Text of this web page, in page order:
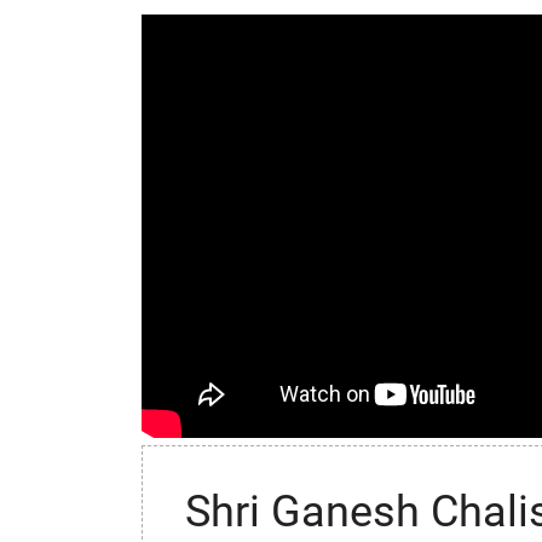
Shri Ganesh